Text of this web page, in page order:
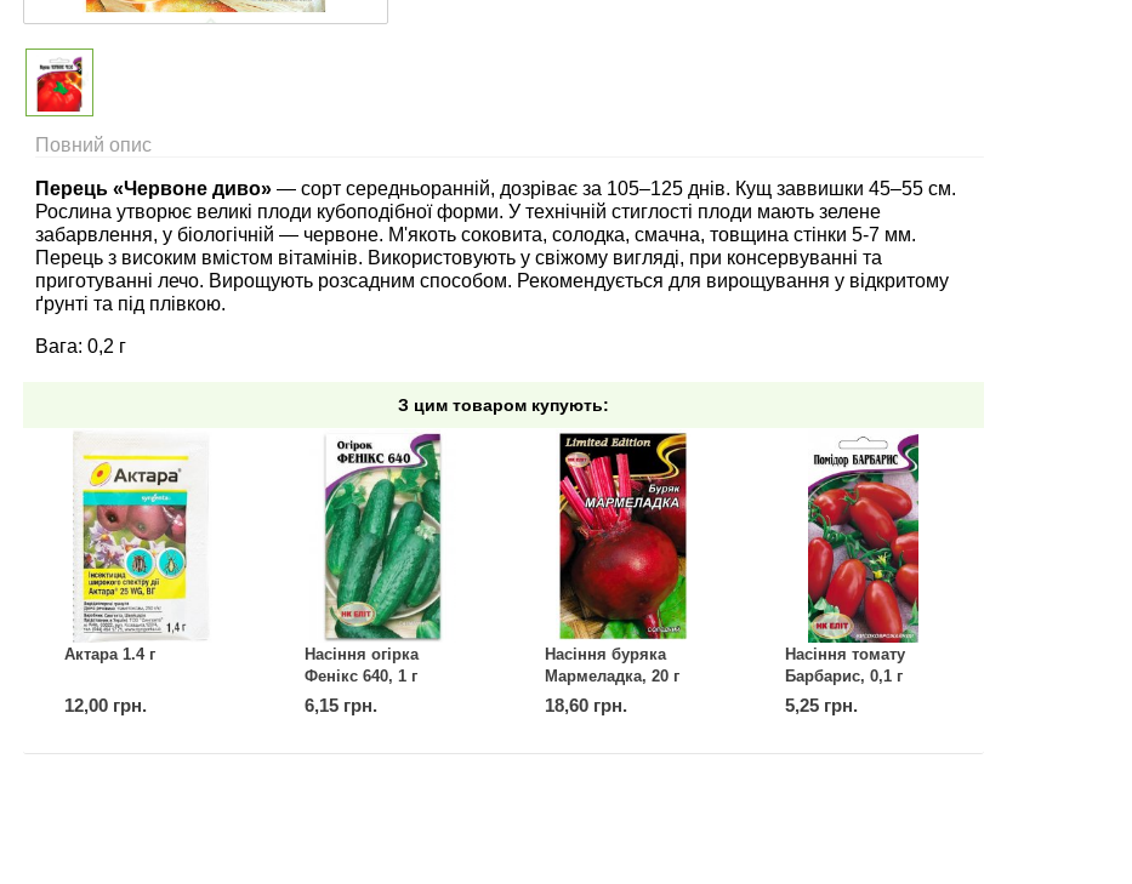
Повний опис
Перець «Червоне диво» — сорт середньоранній, дозріває за 105–125 днів. Кущ заввишки 45–55 см.
Рослина утворює великі плоди кубоподібної форми. У технічній стиглості плоди мають зелене
забарвлення, у біологічній — червоне. М'якоть соковита, солодка, смачна, товщина стінки 5-7 мм.
Перець з високим вмістом вітамінів. Використовують у свіжому вигляді, при консервуванні та
приготуванні лечо. Вирощують розсадним способом. Рекомендується для вирощування у відкритому
ґрунті та під плівкою.
Вага: 0,2 г
З цим товаром купують:
Актара 1.4 г
12,00 грн.
Насіння огірка
Фенікс 640, 1 г
6,15 грн.
Насіння буряка
Мармеладка, 20 г
18,60 грн.
Насіння томату
Барбарис, 0,1 г
5,25 грн.